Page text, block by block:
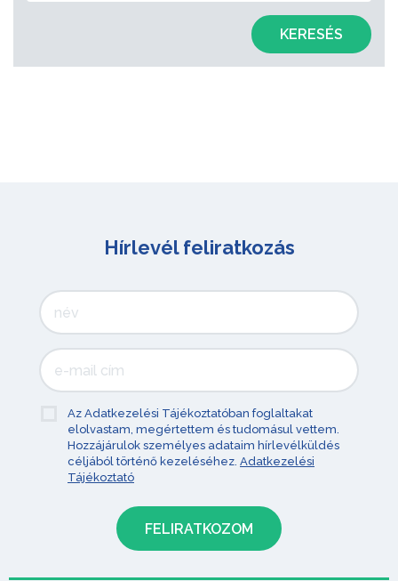
KERESÉS
Hírlevél feliratkozás
Az Adatkezelési Tájékoztatóban foglaltakat
elolvastam, megértettem és tudomásul vettem.
Hozzájárulok személyes adataim hírlevélküldés
céljából történő kezeléséhez. Adatkezelési
Tájékoztató